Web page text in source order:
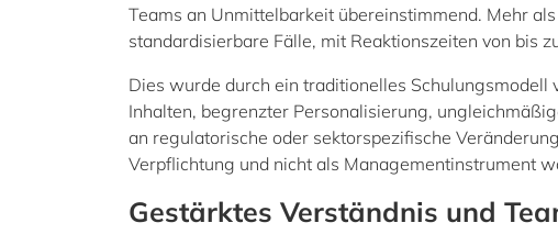
Teams an Unmittelbarkeit übereinstimmend. Mehr
standardisierbare Fälle, mit Reaktionszeiten von bis
Dies wurde durch ein traditionelles
Inhalten, begrenzter Personalisierung,
an regulatorische oder sektorspezifische
Verpflichtung und nicht als Managementinstrument
Gestärktes Verständnis und